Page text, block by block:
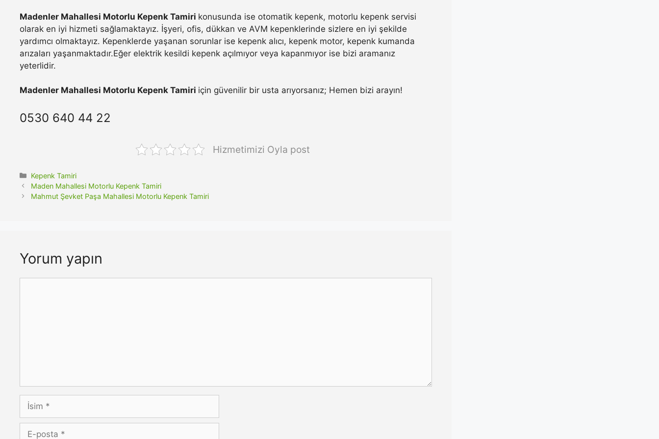
Madenler Mahallesi Motorlu Kepenk Tamiri konusunda ise otomatik kepenk, motorlu kepenk servisi
olarak en iyi hizmeti sağlamaktayız. İşyeri, ofis, dükkan ve AVM kepenklerinde sizlere en iyi şekilde
yardımcı olmaktayız. Kepenklerde yaşanan sorunlar ise kepenk alıcı, kepenk motor, kepenk kumanda
arızaları yaşanmaktadır.Eğer elektrik kesildi kepenk açılmıyor veya kapanmıyor ise bizi aramanız
yeterlidir.
Madenler Mahallesi Motorlu Kepenk Tamiri için güvenilir bir usta arıyorsanız; Hemen bizi arayın!
0530 640 44 22
Hizmetimizi Oyla post
Kategoriler
Kepenk Tamiri
Maden Mahallesi Motorlu Kepenk Tamiri
Mahmut Şevket Paşa Mahallesi Motorlu Kepenk Tamiri
Yorum yapın
İsim